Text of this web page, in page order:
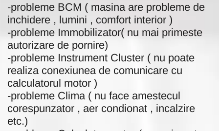
-probleme BCM ( masina are probleme de
inchidere , lumini , comfort interior )
-probleme Immobilizator( nu mai primeste
autorizare de pornire)
-probleme Instrument Cluster ( nu poate
realiza conexiunea de comunicare cu
calculatorul motor )
-probleme Clima ( nu face amestecul
corespunzator , aer condionat , incalzire
etc.)